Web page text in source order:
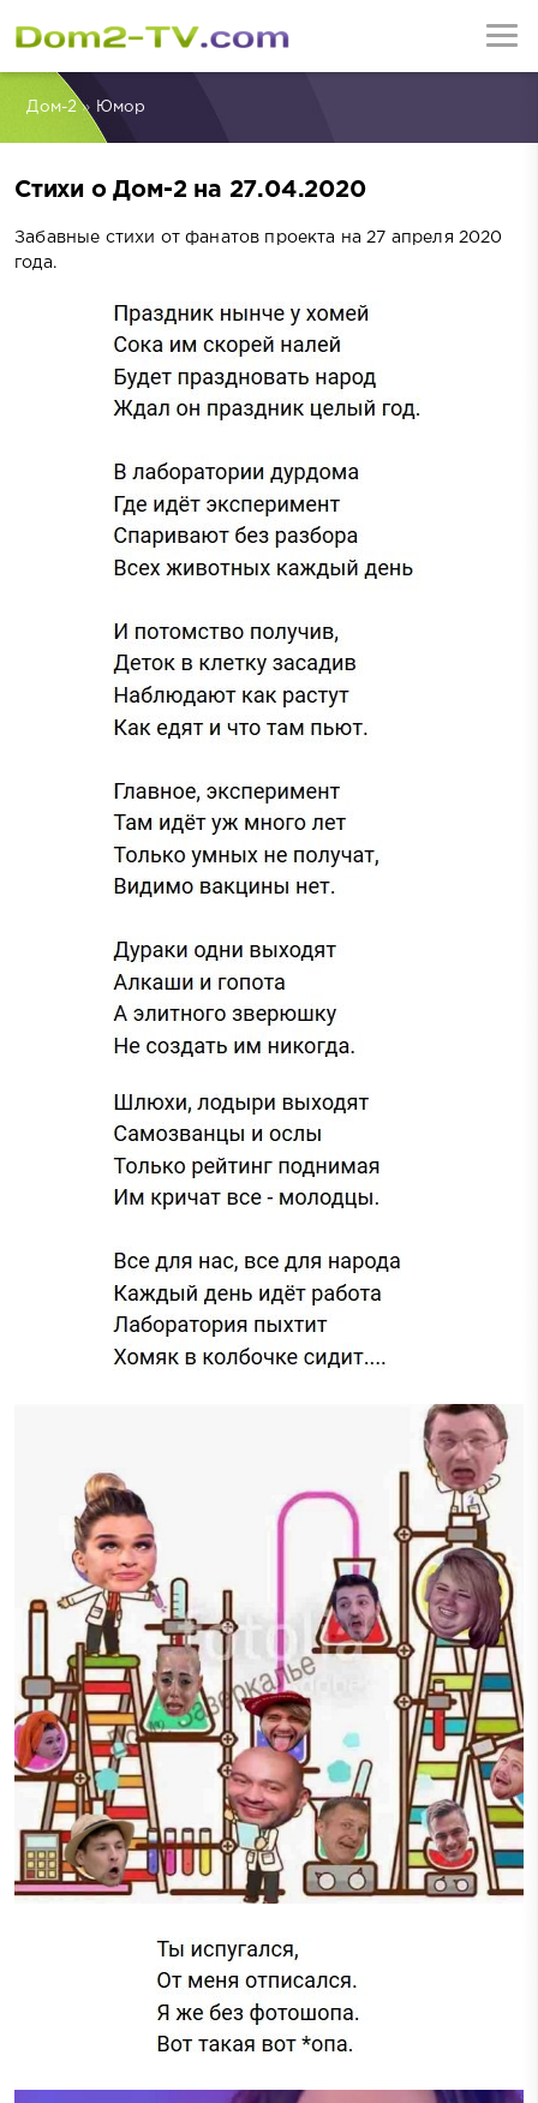
Дом-2» Юмор
Стихи о Дом-2 на 27.04.2020
Забавные стихи от фанатов проекта на 27 апреля 2020
года.